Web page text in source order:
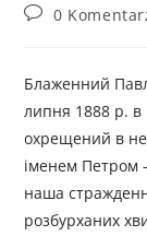
0
Блаженний
липня 1888 р. в
охрещений в
іменем Петром
наша
розбурханих